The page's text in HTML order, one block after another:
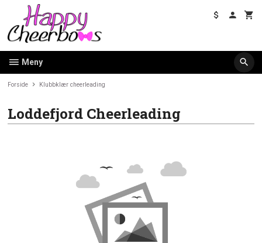
innholdet
Meny
Forside Klubbklær cheerleading
Loddefjord Cheerleading